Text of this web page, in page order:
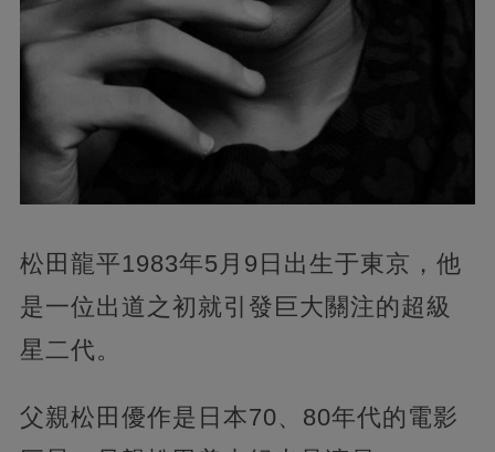
松田龍平1983年5月9日出生于東京，他
是一位出道之初就引發巨大關注的超級
星二代。
父親松田優作是日本70、80年代的電影